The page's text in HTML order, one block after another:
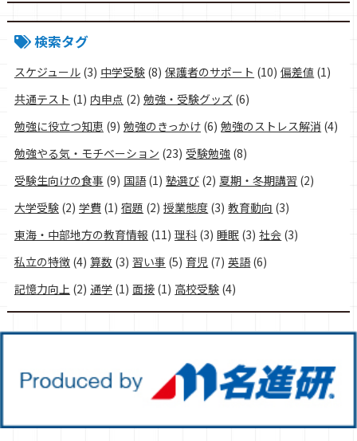
検索タグ
スケジュール(3) 中学受験 (8) 保護者のサポート (10) 偏差値 (1)
共通テスト (1) 内申点 (2) 勉強・受験グッズ (6)
勉強に役立つ知恵 (9) 勉強のきっかけ (6) 勉強のストレス解消 (4)
勉強やる気・モチベーション (23) 受験勉強 (8)
受験生向けの食事 (9) 国語(1) 塾選び (2) 夏期・冬期講習 (2)
大学受験(2) 学費 (1) 宿題 (2) 授業態度 (3) 教育動向 (3)
東海・中部地方の教育情報 (11) 理科 (3) 睡眠 (3) 社会 (3)
私立の特徴(4) 算数 (3) 習い事 (5) 育児 (7) 英語(6)
記憶力向上(2) 通学 (1) 面接 (1) 高校受験 (4)